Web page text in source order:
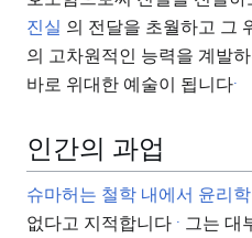
진실 의 전달을 초월하고 그
의 고차원적인 능력을 계발
바로 위대한 예술이 됩니다
인간의 과업
슈마허는 철학 내에서 윤리학
없다고 지적합니다
그는 대